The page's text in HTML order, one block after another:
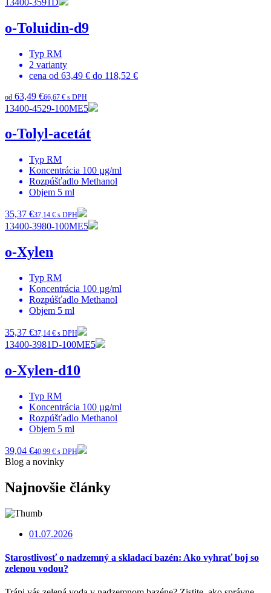
o-Toluidin-d9
Typ RM
2 varianty
cena od 63,49 € do 118,52 €
od 63,49 €66,67 € s DPH
13400-4529-100ME5
o-Tolyl-acetát
Typ RM
Koncentrácia 100 µg/ml
Rozpúšťadlo Methanol
Objem 5 ml
35,37 €37,14 € s DPH
13400-3980-100ME5
o-Xylen
Typ RM
Koncentrácia 100 µg/ml
Rozpúšťadlo Methanol
Objem 5 ml
35,37 €37,14 € s DPH
13400-3981D-100ME5
o-Xylen-d10
Typ RM
Koncentrácia 100 µg/ml
Rozpúšťadlo Methanol
Objem 5 ml
39,04 €40,99 € s DPH
Blog a novinky
Najnovšie články
01.07.2026
Starostlivosť o nadzemný a skladací bazén: Ako vyhrať boj so
zelenou vodou?